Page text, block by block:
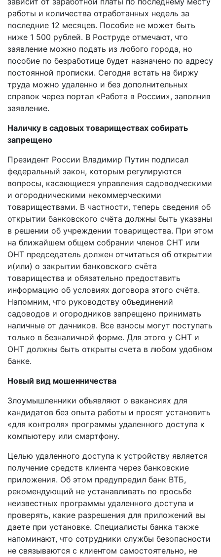
работы и количества отработанных недель за
последние 12 месяцев. Пособие не может быть
ниже 1 500 рублей. В Роструде отмечают, что
заявление можно подать из любого города, но
пособие по безработице будет назначено по адресу
постоянной прописки. Сегодня встать на биржу
труда можно удаленно и без дополнительных
справок через портал «Работа в России», заполнив
заявление.
Наличку в садовых товариществах собирать
запрещено
Президент России Владимир Путин подписал
федеральный закон, которым регулируются
вопросы, касающиеся управления садоводческими
и огородническими некоммерческими
товариществами. В частности, теперь сведения об
открытии банковского счёта должны быть указаны
в решении об учреждении товарищества. При этом
на ближайшем общем собрании членов СНТ или
ОНТ председатель должен отчитаться об открытии
и(или) о закрытии банковского счёта
товарищества и обязательно предоставить
информацию об условиях договора этого счёта.
Напомним, что руководству объединений
садоводов и огородников запрещено принимать
наличные от дачников. Все взносы могут поступать
только в безналичной форме. Для этого у СНТ и
ОНТ должны быть открыты счета в любом удобном
банке.
Новый вид мошенничества
Злоумышленники объявляют о вакансиях для
кандидатов без опыта работы и просят установить
«для контроля» программы удаленного доступа к
компьютеру или смартфону.
Целью удаленного доступа к устройству является
получение средств клиента через банковские
приложения. Об этом предупредил банк ВТБ,
рекомендующий не устанавливать по просьбе
неизвестных программы удаленного доступа и
проверять, какие разрешения для приложений вы
даете при установке. Специалисты банка также
напоминают, что сотрудники службы безопасности
не связываются с клиентом самостоятельно, не